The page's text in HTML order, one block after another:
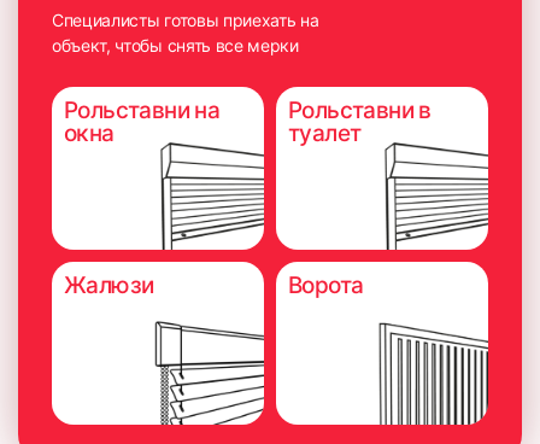
Специалисты готовы приехать на
объект, чтобы снять все мерки
Рольставни на
окна
Рольставни в
туалет
Жалюзи Ворота